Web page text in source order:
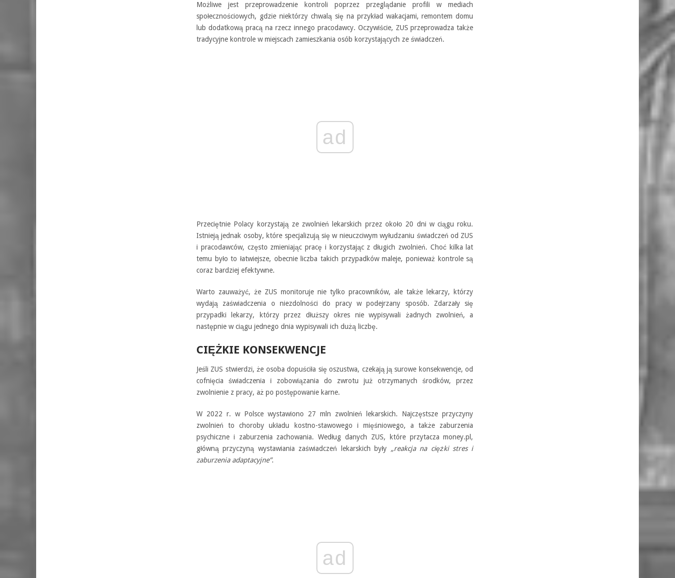
Możliwe jest przeprowadzenie kontroli poprzez przeglądanie profili w mediach
społecznościowych, gdzie niektórzy chwalą się na przykład wakacjami, remontem domu
lub dodatkową pracą na rzecz innego pracodawcy. Oczywiście, ZUS przeprowadza także
tradycyjne kontrole w miejscach zamieszkania osób korzystających ze świadczeń.
ad
Przeciętnie Polacy korzystają ze zwolnień lekarskich przez około 20 dni w ciągu roku.
Istnieją jednak osoby, które specjalizują się w nieuczciwym wyłudzaniu świadczeń od ZUS
i pracodawców, często zmieniając pracę i korzystając z długich zwolnień. Choć kilka lat
temu było to łatwiejsze, obecnie liczba takich przypadków maleje, ponieważ kontrole są
coraz bardziej efektywne.
Warto zauważyć, że ZUS monitoruje nie tylko pracowników, ale także lekarzy, którzy
wydają zaświadczenia o niezdolności do pracy w podejrzany sposób. Zdarzały się
przypadki lekarzy, którzy przez dłuższy okres nie wypisywali żadnych zwolnień, a
następnie w ciągu jednego dnia wypisywali ich dużą liczbę.
CIĘŻKIE KONSEKWENCJE
Jeśli ZUS stwierdzi, że osoba dopuściła się oszustwa, czekają ją surowe konsekwencje, od
cofnięcia świadczenia i zobowiązania do zwrotu już otrzymanych środków, przez
zwolnienie z pracy, aż po postępowanie karne.
W 2022 r. w Polsce wystawiono 27 mln zwolnień lekarskich. Najczęstsze przyczyny
zwolnień to choroby układu kostno-stawowego i mięśniowego, a także zaburzenia
psychiczne i zaburzenia zachowania. Według danych ZUS, które przytacza money.pl,
główną przyczyną wystawiania zaświadczeń lekarskich były „reakcja na ciężki stres i
zaburzenia adaptacyjne”.
ad